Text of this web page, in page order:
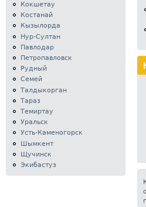
Кокшетау
Костанай
Кызылорда
Нур-Султан
Павлодар
Петропавловск
Рудный
Семей
Талдыкорган
Тараз
Темиртау
Уральск
Усть-Каменогорск
Шымкент
Щучинск
Экибастуз